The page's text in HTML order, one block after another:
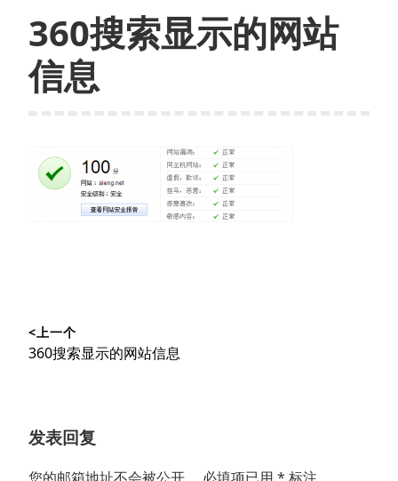
360搜索显示的网站
信息
章
<上一个
上
360搜索显示的网站信息
发表回复
您的邮箱地址不会被公开。 必填项已用 * 标注